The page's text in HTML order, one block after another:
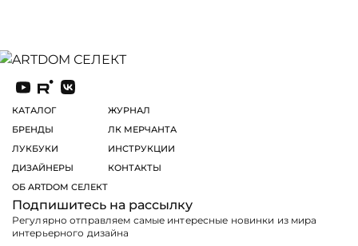
КАТАЛОГ
БРЕНДЫ
ЛУКБУКИ
ДИЗАЙНЕРЫ
ОБ ARTDOM СЕЛЕКТ
ЖУРНАЛ
ЛК МЕРЧАНТА
ИНСТРУКЦИИ
КОНТАКТЫ
Подпишитесь на рассылку
Регулярно отправляем самые интересные новинки из мира
интерьерного дизайна